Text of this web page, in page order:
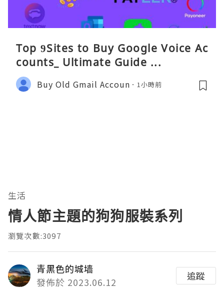
Top 9Sites to Buy Google Voice Ac
counts_ Ultimate Guide ...
Buy Old Gmail Accoun 1小時前
生活
情人節主題的狗狗服裝系列
瀏覽次數:3097
青黑色的城墙
發佈於 2023.06.12
追蹤